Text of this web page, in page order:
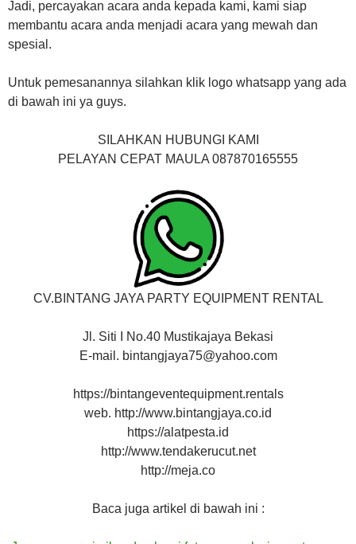
Jadi, percayakan acara anda kepada kami, kami siap
membantu acara anda menjadi acara yang mewah dan
spesial.
Untuk pemesanannya silahkan klik logo whatsapp yang ada
di bawah ini ya guys.
SILAHKAN HUBUNGI KAMI
PELAYAN CEPAT MAULA 087870165555
CV.BINTANG JAYA PARTY EQUIPMENT RENTAL
Jl. Siti I No.40 Mustikajaya Bekasi
E-mail. bintangjaya75@yahoo.com
https://bintangeventequipment.rentals
web. http://www.bintangjaya.co.id
https://alatpesta.id
http://www.tendakerucut.net
http://meja.co
Baca juga artikel di bawah ini :